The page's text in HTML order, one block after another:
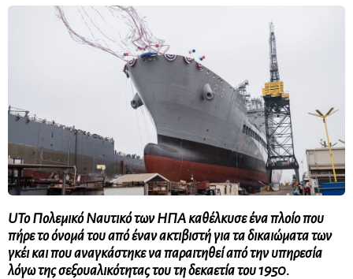
UΤο Πολεμικό Ναυτικό των ΗΠΑ καθέλκυσε ένα πλοίο που
πήρε το όνομά του από έναν ακτιβιστή για τα δικαιώματα των
γκέι και που αναγκάστηκε να παραιτηθεί από την υπηρεσία
λόγω της σεξουαλικότητας του τη δεκαετία του 1950.